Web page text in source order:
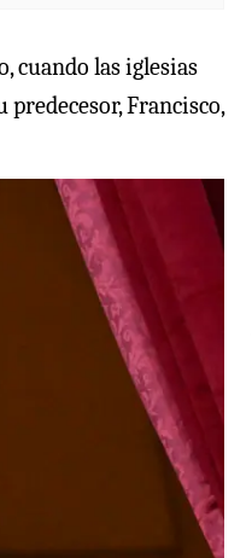
cuando las iglesias
predecesor, Francisco,